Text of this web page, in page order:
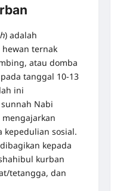
) adalah
ternak
atau domba
tanggal 10-13
ini
Nabi
kepedulian sosial.
kepada
kurban
tetangga, dan